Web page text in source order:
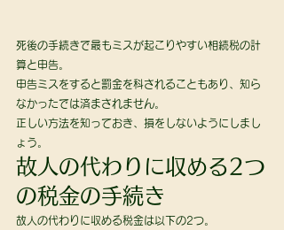
死後の手続きで最もミスが起こりやすい相続税の計
算と申告。
申告ミスをすると罰金を科されることもあり、知ら
なかったでは済まされません。
正しい方法を知っておき、損をしないようにしまし
ょう。
故人の代わりに収める2つ
の税金の手続き
故人の代わりに収める税金は以下の2つ。